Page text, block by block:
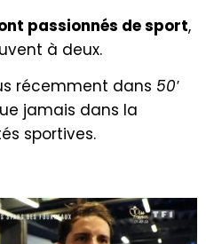
passionnés de sport,
à deux.
récemment dans 50′
jamais dans la
sportives.